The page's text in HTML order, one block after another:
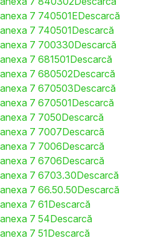
anexa 7 740501EDescarcă
anexa 7 740501Descarcă
anexa 7 700330Descarcă
anexa 7 681501Descarcă
anexa 7 680502Descarcă
anexa 7 670503Descarcă
anexa 7 670501Descarcă
anexa 7 7050Descarcă
anexa 7 7007Descarcă
anexa 7 7006Descarcă
anexa 7 6706Descarcă
anexa 7 6703.30Descarcă
anexa 7 66.50.50Descarcă
anexa 7 61Descarcă
anexa 7 54Descarcă
anexa 7 51Descarcă